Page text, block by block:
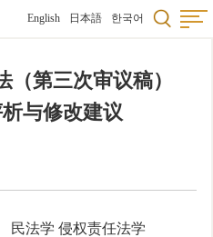
English 日本語 한국어
（第三次审议稿）
与修改建议
民法学 侵权责任法学